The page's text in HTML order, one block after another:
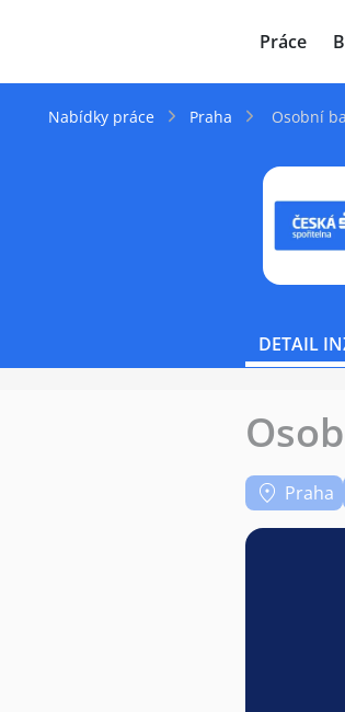
Práce
Nabídky práce Praha Osobní
DETAIL
Praha